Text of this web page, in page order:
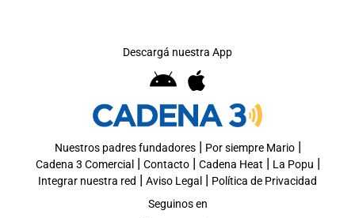
Descargá nuestra App
Nuestros padres fundadores| Por siempre Mario|
Cadena 3 Comercial | Contacto| Cadena Heat | La Popu |
Integrar nuestra red | Aviso Legal | Política de Privacidad
Seguinos en